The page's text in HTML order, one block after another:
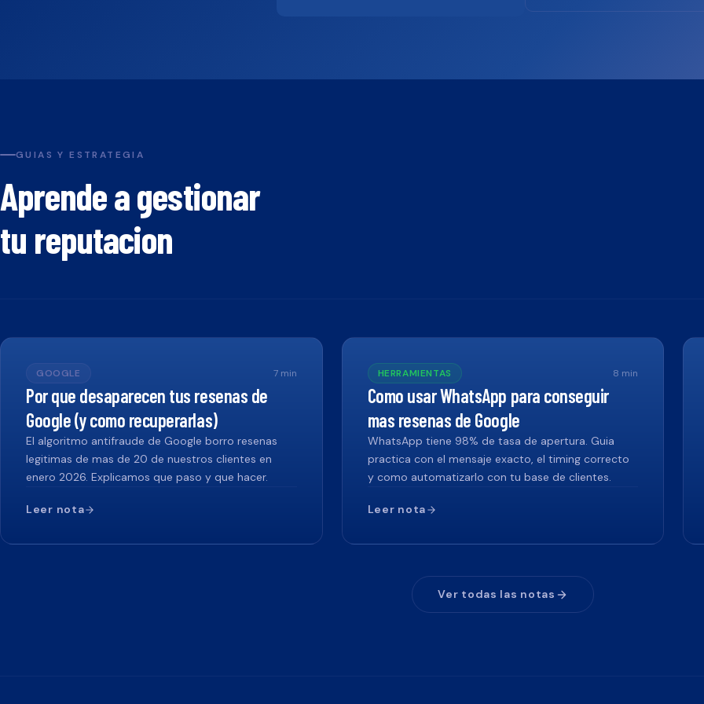
GUIAS Y ESTRATEGIA
Aprende a gestionar
tu reputacion
GOOGLE 7min
Por que desaparecen tus resenas de
Google (y como recuperarlas)
El algoritmo antifraude de Google borro resenas
legitimas de mas de 20 de nuestros clientes en
enero 2026. Explicamos que paso y que hacer.
Leer nota
HERRAMIENTAS 8 min
Como usar WhatsApp para conseguir
mas resenas de Google
WhatsApp tiene 98% de tasa de apertura. Guia
practica con el mensaje exacto, el timing correcto
y como automatizarlo con tu base de clientes.
Leer nota
Ver todas las notas